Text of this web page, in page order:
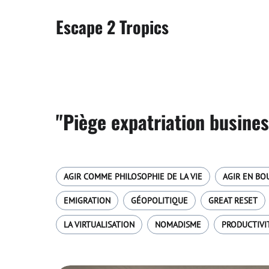
Escape 2 Tropics
"Piège expatriation
AGIR COMME PHILOSOPHIE DE LA VIE AGIR EN
EMIGRATION GÉOPOLITIQUE GREAT RESET
LA VIRTUALISATION NOMADISME